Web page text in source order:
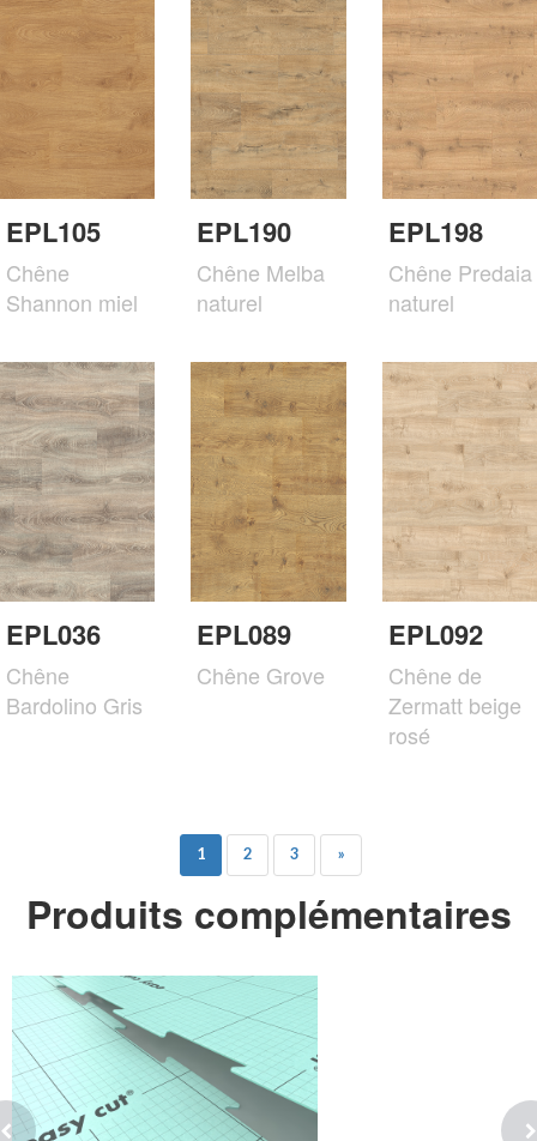
EPL105
Chêne
Shannon miel
EPL190
Chêne Melba
naturel
EPL198
Chêne Predaia
naturel
EPL036
Chêne
Bardolino Gris
EPL089
Chêne Grove
EPL092
Chêne de
Zermatt beige
rosé
1 2 3 »
Produits complémentaires